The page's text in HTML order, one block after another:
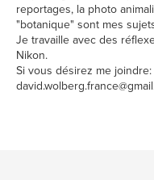
reportages, la photo
"botanique" sont mes
Je travaille avec des
Nikon.
Si vous désirez me joindre: